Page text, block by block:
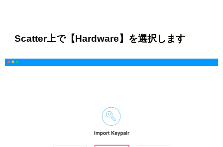
Scatter上で【Hardware】を選択します